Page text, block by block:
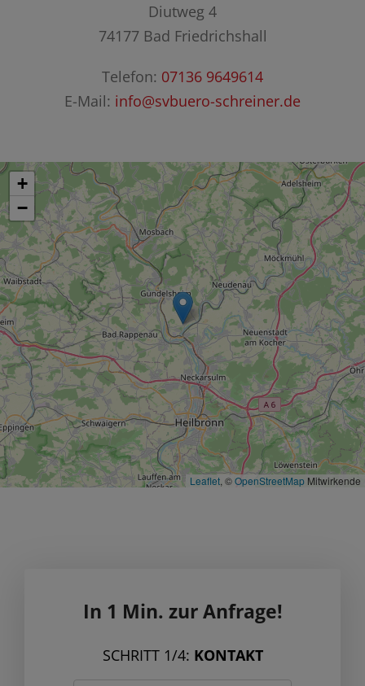
Diutweg 4
74177 Bad Friedrichshall
Telefon: 07136 9649614
E-Mail: info@svbuero-schreiner.de
+
−
Leaflet, ©OpenStreetMap Mitwirkende
In 1 Min. zur Anfrage!
SCHRITT 1/4: KONTAKT